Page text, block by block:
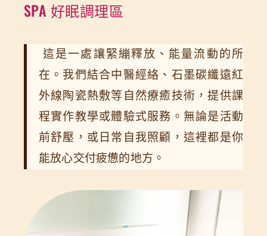
SPA 好眠調理區
這是一處讓緊繃釋放、能量流動的所
在。我們結合中醫經絡、石墨碳纖遠紅
外線陶瓷熱敷等自然療癒技術，提供課
程實作教學或體驗式服務。無論是活動
前舒壓，或日常自我照顧，這裡都是你
能放心交付疲憊的地方。